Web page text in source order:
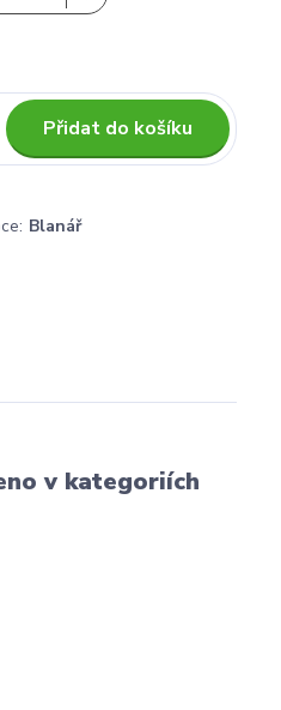
Přidat do košíku
Blanář
v kategoriích